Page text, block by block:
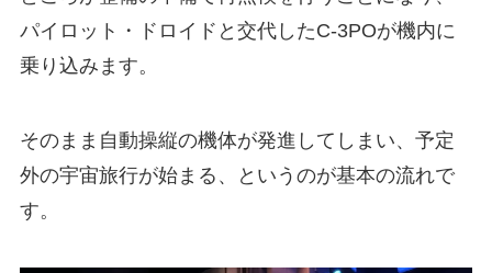
パイロット・ドロイドと交代したC-3POが機内に
乗り込みます。
そのまま自動操縦の機体が発進してしまい、予定
外の宇宙旅行が始まる、というのが基本の流れで
す。